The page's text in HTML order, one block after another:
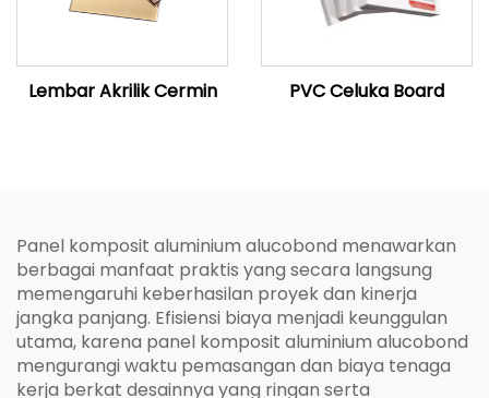
Lembar Akrilik Cermin PVC Celuka Board
Panel komposit aluminium alucobond menawarkan
berbagai manfaat praktis yang secara langsung
memengaruhi keberhasilan proyek dan kinerja
jangka panjang. Efisiensi biaya menjadi keunggulan
utama, karena panel komposit aluminium alucobond
mengurangi waktu pemasangan dan biaya tenaga
kerja berkat desainnya yang ringan serta